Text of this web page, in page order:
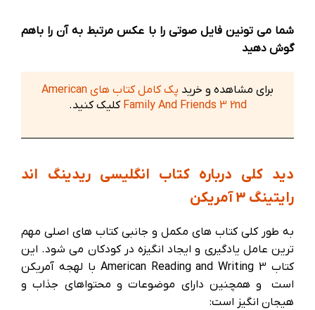
شما می تونین فایل صوتی را با عکس مرتبط به آن را باهم
گوش دهید
برای مشاهده و خرید
پک کامل کتاب های American
Family And Friends 3 2nd کلیک کنید.
دید کلی درباره کتاب انگلیسی ریدینگ اند
رایتینگ 3 آمریکن
به طور کلی کتاب های مکمل و جانبی کتاب های اصلی مهم
ترین عامل یادگیری و ایجاد انگیزه در کودکان می شود. این
کتاب American Reading and Writing 3 با لهجه آمریکن
است و همچنین دارای موضوعات و محتواهای جذاب و
هیجان انگیز است: